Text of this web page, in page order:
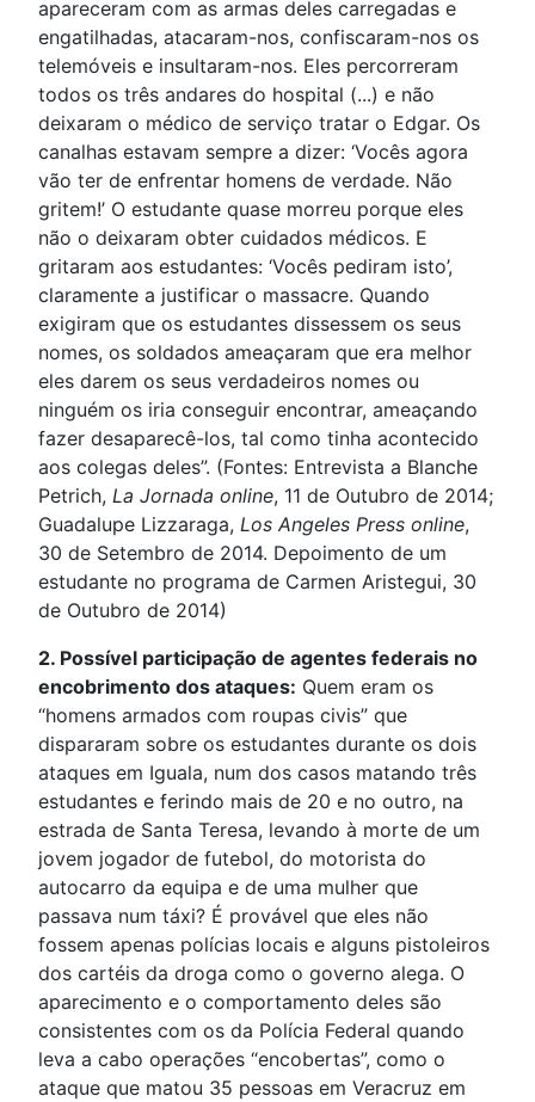
apareceram com as armas deles carregadas e
engatilhadas, atacaram-nos, confiscaram-nos os
telemóveis e insultaram-nos. Eles percorreram
todos os três andares do hospital (...) e não
deixaram o médico de serviço tratar o Edgar. Os
canalhas estavam sempre a dizer: ‘Vocês agora
vão ter de enfrentar homens de verdade. Não
gritem!’ O estudante quase morreu porque eles
não o deixaram obter cuidados médicos. E
gritaram aos estudantes: ‘Vocês pediram isto’,
claramente a justificar o massacre. Quando
exigiram que os estudantes dissessem os seus
nomes, os soldados ameaçaram que era melhor
eles darem os seus verdadeiros nomes ou
ninguém os iria conseguir encontrar, ameaçando
fazer desaparecê-los, tal como tinha acontecido
aos colegas deles”. (Fontes: Entrevista a Blanche
Petrich, La Jornada online, 11 de Outubro de 2014;
Guadalupe Lizzaraga, Los Angeles Press online,
30 de Setembro de 2014. Depoimento de um
estudante no programa de Carmen Aristegui, 30
de Outubro de 2014)
2. Possível participação de agentes federais no
encobrimento dos ataques: Quem eram os
“homens armados com roupas civis” que
dispararam sobre os estudantes durante os dois
ataques em Iguala, num dos casos matando três
estudantes e ferindo mais de 20 e no outro, na
estrada de Santa Teresa, levando à morte de um
jovem jogador de futebol, do motorista do
autocarro da equipa e de uma mulher que
passava num táxi? É provável que eles não
fossem apenas polícias locais e alguns pistoleiros
dos cartéis da droga como o governo alega. O
aparecimento e o comportamento deles são
consistentes com os da Polícia Federal quando
leva a cabo operações “encobertas”, como o
ataque que matou 35 pessoas em Veracruz em